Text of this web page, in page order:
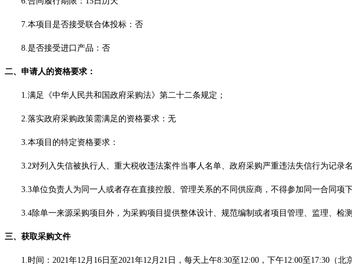
7.本项目是否接受联合体投标：否
8.是否接受进口产品：否
二、申请人的资格要求：
1.满足《中华人民共和国政府采购法》第二十二条规定；
2.落实政府采购政策需满足的资格要求：无
3.本项目的特定资格要求：
3.2对列入失信被执行人、重大税收违法案件当事人名单、政府采购严重违法失信行为记录
3.3单位负责人为同一人或者存在直接控股、管理关系的不同供应商，不得参加同一合同项下
3.4除单一来源采购项目外，为采购项目提供整体设计、规范编制或者项目管理、监理、
三、获取采购文件
1.时间：2021年12月16日至2021年12月21日，每天上午8:30至12:00，下午12:00至17:30（北